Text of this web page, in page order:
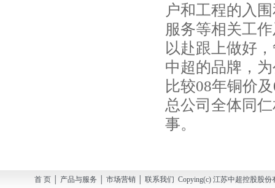
户和工程的入
服务等相关工
以赴跟上做好
中超的品牌，
比较08年铜价
总公司全体同
事。
首 页 │ 产品与服务 │ 市场营销 │ 联系我们 Copying(c) 江苏中超控股股